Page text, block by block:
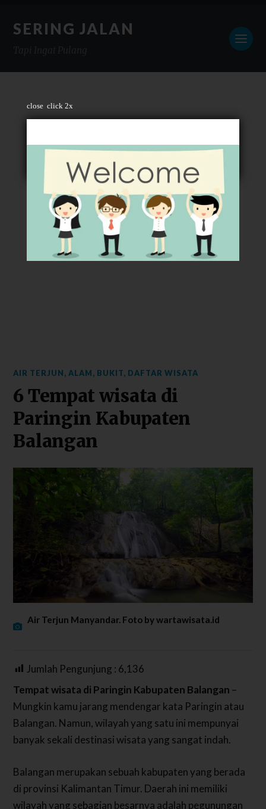
close click 2x
SERING JALAN
AIR TERJUN, ALAM, BUKIT, DAFTAR WISATA
6 Tempat wisata di
Paringin Kabupaten
Balangan
Air Terjun Manyandar. Foto by wartawisata.id
Jumlah Pengunjung : 6,136
Tempat wisata di Paringin Kabupaten Balangan –
Mungkin kamu jarang mendengar kata Paringin atau
Balangan. Namun, wilayah yang satu ini mempunyai
banyak sekali destinasi wisata yang sangat indah.
Balangan merupakan sebuah kabupaten yang berada
di provinsi Kalimantan Timur. Daerah ini memiliki
wilayah yang sebagian besarnya adalah pegunungan